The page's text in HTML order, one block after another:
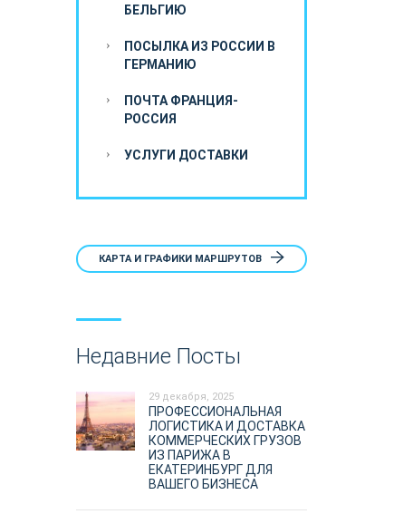
БЕЛЬГИЮ
ПОСЫЛКА ИЗ РОССИИ В
ГЕРМАНИЮ
ПОЧТА ФРАНЦИЯ-
РОССИЯ
УСЛУГИ ДОСТАВКИ
КАРТА И ГРАФИКИ МАРШРУТОВ
Недавние Посты
29 декабря, 2025
ПРОФЕССИОНАЛЬНАЯ
ЛОГИСТИКА И ДОСТАВКА
КОММЕРЧЕСКИХ ГРУЗОВ
ИЗ ПАРИЖА В
ЕКАТЕРИНБУРГ ДЛЯ
ВАШЕГО БИЗНЕСА